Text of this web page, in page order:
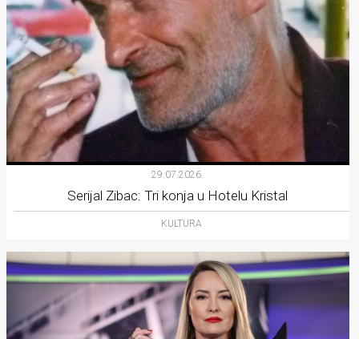
29.07.2026.
Serijal Zibac: Tri konja u Hotelu Kristal
KULTURA